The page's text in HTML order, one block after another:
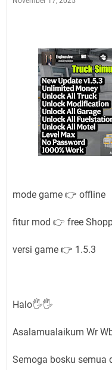
mode game 👉 offline
fitur mod 👉 free
versi game 👉 1.5.3
Halo🖐🖐
Asalamualaikum Wr
Semoga bosku semua